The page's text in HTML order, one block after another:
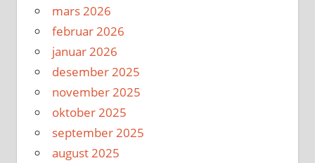
mars 2026
februar 2026
januar 2026
desember 2025
november 2025
oktober 2025
september 2025
august 2025